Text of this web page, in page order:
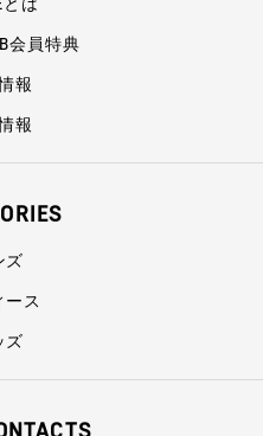
会員特典
報
報
ズ
ース
ズ